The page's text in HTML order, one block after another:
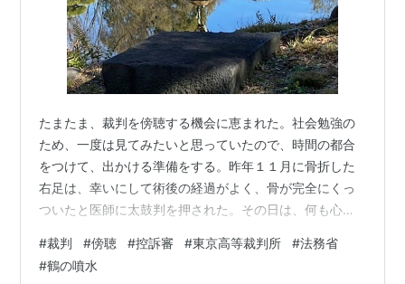
たまたま、裁判を傍聴する機会に恵まれた。社会勉強の
ため、一度は見てみたいと思っていたので、時間の都合
をつけて、出かける準備をする。昨年１１月に骨折した
右足は、幸いにして術後の経過がよく、骨が完全にくっ
ついたと医師に太鼓判を押された。その日は、何も心配
一審で懲役刑の判決を受けたが、それを不服として控訴
した。私はこの控訴審を傍聴するため、東京高等裁判所
#裁判 #傍聴 #控訴審 #東京高等裁判所 #法務省
#鶴の噴水